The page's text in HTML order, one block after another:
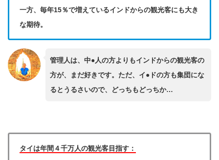
一方、毎年15％で増えているインドからの観光客にも大き
な期待。
管理人は、中●人の方よりもインドからの観光客の
方が、まだ好きです。ただ、イ●ドの方も集団にな
るとうるさいので、どっちもどっちか…
タイは年間４千万人の観光客目指す：